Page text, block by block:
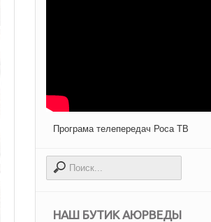
Програма телепередач Роса ТВ
НАШ БУТИК АЮРВЕДЫ